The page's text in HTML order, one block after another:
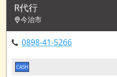
R代行
今治市
0898-41-5266
CASH